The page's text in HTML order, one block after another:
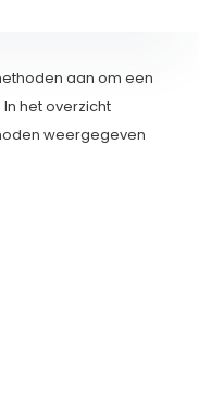
aan om een
het overzicht
weergegeven